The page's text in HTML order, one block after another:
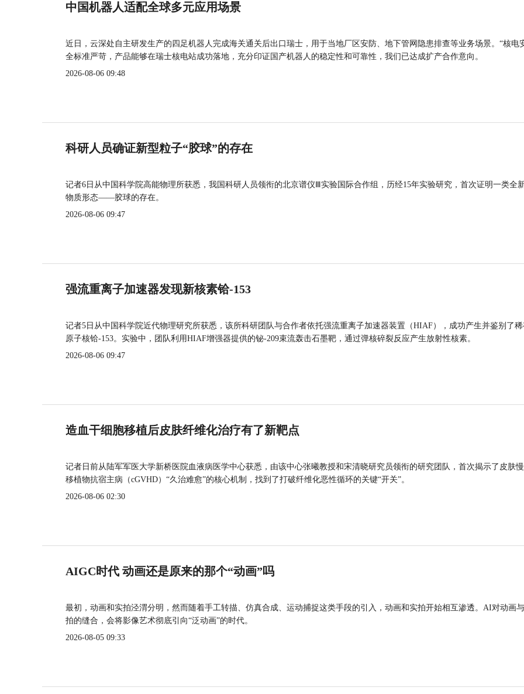
中国机器人适配全球多元应用场景
近日，云深处自主研发生产的四足机器人完成海关通关后出口瑞士，用于当地厂区安防、地下管网隐患排查等业务场景。“核电
全标准严苛，产品能够在瑞士核电站成功落地，充分印证国产机器人的稳定性和可靠性，我们已达成扩产合作意向。
2026-08-06 09:48
科研人员确证新型粒子“胶球”的存在
记者6日从中国科学院高能物理所获悉，我国科研人员领衔的北京谱仪Ⅲ实验国际合作组，历经15年实验研究，首次证明一类全
物质形态——胶球的存在。
2026-08-06 09:47
强流重离子加速器发现新核素铪-153
记者5日从中国科学院近代物理研究所获悉，该所科研团队与合作者依托强流重离子加速器装置（HIAF），成功产生并鉴别了
原子核铪-153。实验中，团队利用HIAF增强器提供的铋-209束流轰击石墨靶，通过弹核碎裂反应产生放射性核素。
2026-08-06 09:47
造血干细胞移植后皮肤纤维化治疗有了新靶点
记者日前从陆军军医大学新桥医院血液病医学中心获悉，由该中心张曦教授和宋清晓研究员领衔的研究团队，首次揭示了皮肤
移植物抗宿主病（cGVHD）“久治难愈”的核心机制，找到了打破纤维化恶性循环的关键“开关”。
2026-08-06 02:30
AIGC时代 动画还是原来的那个“动画”吗
最初，动画和实拍泾渭分明，然而随着手工转描、仿真合成、运动捕捉这类手段的引入，动画和实拍开始相互渗透。AI对动画
拍的缝合，会将影像艺术彻底引向“泛动画”的时代。
2026-08-05 09:33